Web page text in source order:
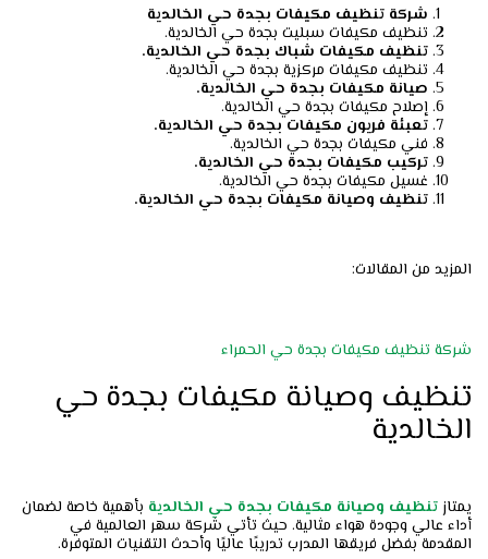
شركة تنظيف مكيفات بجدة حي الخالدية
تنظيف مكيفات سبليت بجدة حي الخالدية.
تنظيف مكيفات شباك بجدة حي الخالدية.
تنظيف مكيفات مركزية بجدة حي الخالدية.
صيانة مكيفات بجدة حي الخالدية.
إصلاح مكيفات بجدة حي الخالدية.
تعبئة فريون مكيفات بجدة حي الخالدية.
فني مكيفات بجدة حي الخالدية.
تركيب مكيفات بجدة حي الخالدية.
غسيل مكيفات بجدة حي الخالدية.
تنظيف وصيانة مكيفات بجدة حي الخالدية.
المزيد من المقالات:
شركة تنظيف مكيفات بجدة حي الحمراء
تنظيف وصيانة مكيفات بجدة حي
الخالدية
يمتاز تنظيف وصيانة مكيفات بجدة حي الخالدية بأهمية خاصة لضمان
أداء عالي وجودة هواء مثالية. حيث تأتي شركة سهر العالمية في
المقدمة بفضل فريقها المدرب تدريبًا عاليًا وأحدث التقنيات المتوفرة.